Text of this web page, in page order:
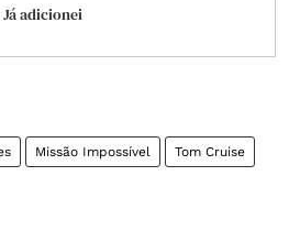
Já adicionei
Missão Impossível Tom Cruise